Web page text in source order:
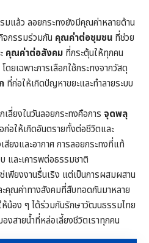
แล้ว ลอยกระทงยังมีคุณค่าหลายด้าน
จกรรมร่วมกัน คุณค่าต่อชุมชน ที่ช่วย
คุณค่าต่อสังคม ที่กระตุ้นให้ทุกคน
ยเฉพาะการเลือกใช้กระทงจากวัสดุ
ที่ก่อให้เกิดปัญหาขยะและทำลายระบบ
ลี่ยงในวันลอยกระทงคือการ จุดพลุ
ก่อให้เกิดอันตรายทั้งต่อชีวิตและ
ยงและอากาศ การลอยกระทงที่แท้
และเคารพต่อธรรมชาติ
พียงงานรื่นเริง แต่เป็นการผสมผสาน
ะคุณค่าทางสังคมที่สืบทอดกันมาหลาย
ห้น้อง ๆ ได้ร่วมกันรักษาวัฒนธรรมไทย
สายน้ำที่หล่อเลี้ยงชีวิตเราทุกคน